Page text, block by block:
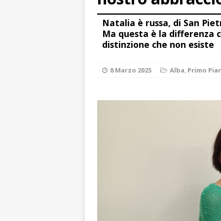
CRONACA
[ 7 Agosto 2026
caldo è sempre
pittura e
responsabile
[ 7 Agosto 2026 ]
Natalia è russa, di San
Ma questa è la differenza
distinzione che non esiste
8 Marzo 2025 Alba, Primo